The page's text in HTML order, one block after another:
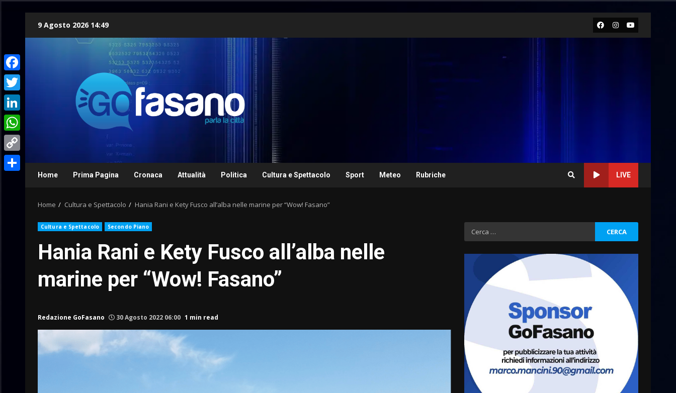
9 Agosto 2026 14:49 Facebook
Instagram
Youtube
Home Prima Pagina Cronaca Attualità Politica Cultura e Spettacolo Sport Meteo Rubriche LIVE
Home Cultura e Spettacolo Hania Rani e Kety Fusco all’alba nelle marine per “Wow! Fasano”
Cultura e Spettacolo Secondo Piano
Hania Rani e Kety Fusco all’alba nelle
marine per “Wow! Fasano”
Redazione GoFasano 30 Agosto 2022 06:00 1 min read
Ricerca
per:
La Banda Città di Fasano apre
ufficialmente la Festa di
Savelletri
8 Agosto 2026 11:00
4
Savelletri in festa, domani
sera grande spettacolo con
Uccio De Santis
Facebook
Twitter
LinkedIn
WhatsApp
Copy